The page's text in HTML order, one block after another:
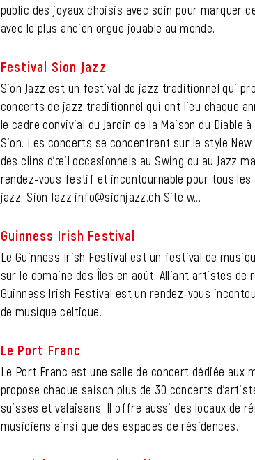
public des joyaux choisis avec soin pour marquer
avec le plus ancien orgue jouable au monde.
Festival Sion Jazz
Sion Jazz est un festival de jazz traditionnel qui
concerts de jazz traditionnel qui ont lieu chaque
le cadre convivial du Jardin de la Maison du Diable
Sion. Les concerts se concentrent sur le style New
des clins d’œil occasionnels au Swing ou au Jazz
rendez-vous festif et incontournable pour tous les
jazz. Sion Jazz info@sionjazz.ch Site w...
Guinness Irish Festival
Le Guinness Irish Festival est un festival de
sur le domaine des Îles en août. Alliant artistes de
Guinness Irish Festival est un rendez-vous
de musique celtique.
Le Port Franc
Le Port Franc est une salle de concert dédiée aux
propose chaque saison plus de 30 concerts
suisses et valaisans. Il offre aussi des locaux de
musiciens ainsi que des espaces de résidences.